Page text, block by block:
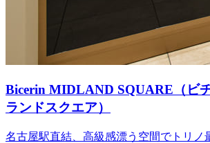
Bicerin MIDLAND SQUARE（ビ
ランドスクエア）
名古屋駅直結、高級感漂う空間でトリノ